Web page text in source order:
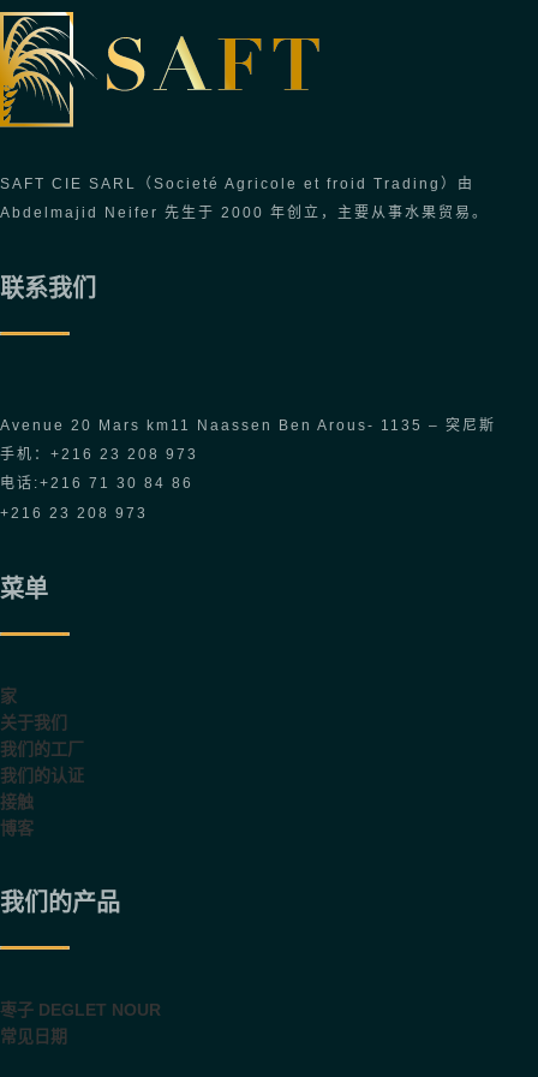
SAFT CIE SARL（Societé Agricole et froid Trading）由
Abdelmajid Neifer 先生于 2000 年创立，主要从事水果贸易。
联系我们
Avenue 20 Mars km11 Naassen Ben Arous- 1135 – 突尼斯
手机：+216 23 208 973
电话:+216 71 30 84 86
+216 23 208 973
菜单
家
关于我们
我们的工厂
我们的认证
接触
博客
我们的产品
枣子 DEGLET NOUR
常见日期